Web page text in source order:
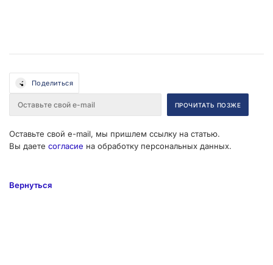
Поделиться
Оставьте свой e-mail, мы пришлем ссылку на статью.
Вы даете согласие на обработку персональных данных.
Вернуться